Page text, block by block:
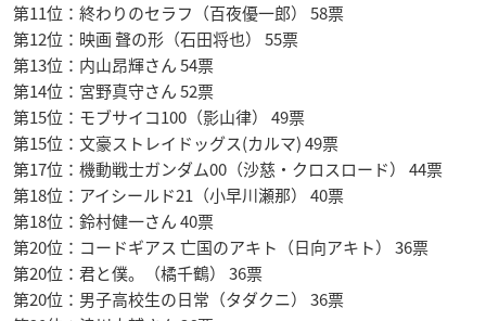
第11位：終わりのセラフ（百夜優一郎） 58票
第12位：映画 聲の形（石田将也） 55票
第13位：内山昂輝さん 54票
第14位：宮野真守さん 52票
第15位：モブサイコ100（影山律） 49票
第15位：文豪ストレイドッグス(カルマ) 49票
第17位：機動戦士ガンダム00（沙慈・クロスロード） 44票
第18位：アイシールド21（小早川瀬那） 40票
第18位：鈴村健一さん 40票
第20位：コードギアス 亡国のアキト（日向アキト） 36票
第20位：君と僕。（橘千鶴） 36票
第20位：男子高校生の日常（タダクニ） 36票